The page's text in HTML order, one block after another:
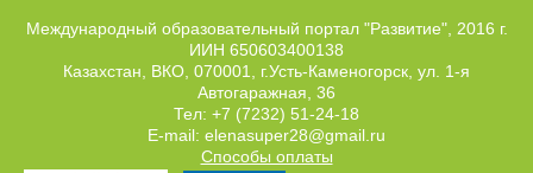
Международный образовательный портал "Развитие", 2016 г.
ИИН 650603400138
Казахстан, ВКО, 070001, г.Усть-Каменогорск, ул. 1-я
Автогаражная, 36
Тел: +7 (7232) 51-24-18
E-mail: elenasuper28@gmail.ru
Способы оплаты